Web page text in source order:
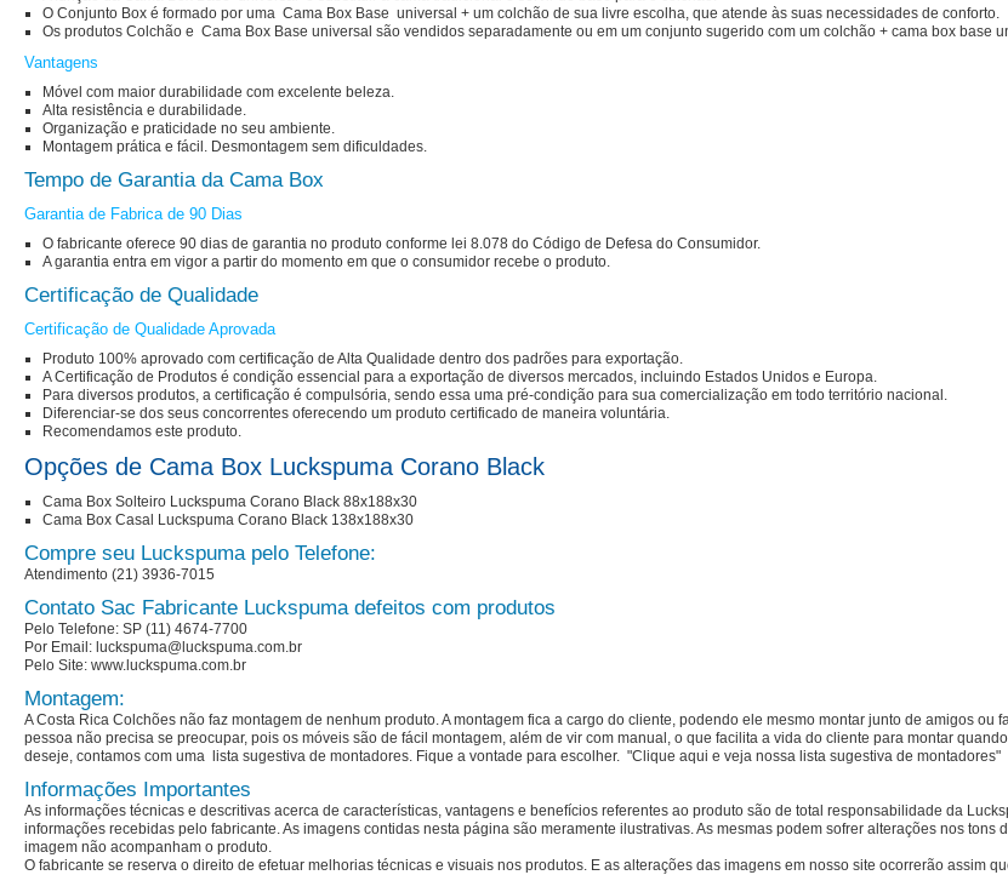
O Conjunto Box é formado por uma Cama Box Base universal + um colchão de sua livre escolha, que atende às suas necessidades de conforto.
Os produtos Colchão e Cama Box Base universal são vendidos separadamente ou em um conjunto sugerido com um colchão + cama box base
Vantagens
Móvel com maior durabilidade com excelente beleza.
Alta resistência e durabilidade.
Organização e praticidade no seu ambiente.
Montagem prática e fácil. Desmontagem sem dificuldades.
Tempo de Garantia da Cama Box
Garantia de Fabrica de 90 Dias
O fabricante oferece 90 dias de garantia no produto conforme lei 8.078 do Código de Defesa do Consumidor.
A garantia entra em vigor a partir do momento em que o consumidor recebe o produto.
Certificação de Qualidade
Certificação de Qualidade Aprovada
Produto 100% aprovado com certificação de Alta Qualidade dentro dos padrões para exportação.
A Certificação de Produtos é condição essencial para a exportação de diversos mercados, incluindo Estados Unidos e Europa.
Para diversos produtos, a certificação é compulsória, sendo essa uma pré-condição para sua comercialização em todo território nacional.
Diferenciar-se dos seus concorrentes oferecendo um produto certificado de maneira voluntária.
Recomendamos este produto.
Opções de Cama Box Luckspuma Corano Black
Cama Box Solteiro Luckspuma Corano Black 88x188x30
Cama Box Casal Luckspuma Corano Black 138x188x30
Compre seu Luckspuma pelo Telefone:
Atendimento (21) 3936-7015
Contato Sac Fabricante Luckspuma defeitos com produtos
Pelo Telefone: SP (11) 4674-7700
Por Email: luckspuma@luckspuma.com.br
Pelo Site: www.luckspuma.com.br
Montagem:
A Costa Rica Colchões não faz montagem de nenhum produto. A montagem fica a cargo do cliente, podendo ele mesmo montar junto de amigos ou
pessoa não precisa se preocupar, pois os móveis são de fácil montagem, além de vir com manual, o que facilita a vida do cliente para montar
deseje, contamos com uma
lista sugestiva de montadores. Fique a vontade para escolher. "Clique aqui e veja nossa lista sugestiva de montadores"
Informações Importantes
As informações técnicas e descritivas acerca de características, vantagens e benefícios referentes ao produto são de total responsabilidade da
informações recebidas pelo fabricante. As imagens contidas nesta página são meramente ilustrativas. As mesmas podem sofrer alterações nos tons
imagem não acompanham o produto.
O fabricante se reserva o direito de efetuar melhorias técnicas e visuais nos produtos. E as alterações das imagens em nosso site ocorrerão assim